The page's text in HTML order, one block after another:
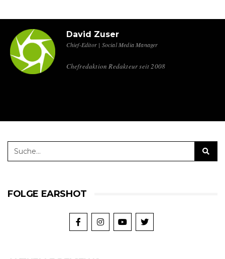
David Zuser
Chief-Editor | Social Media Manager
Chefredaktion Redakteur seit 2008
FOLGE EARSHOT